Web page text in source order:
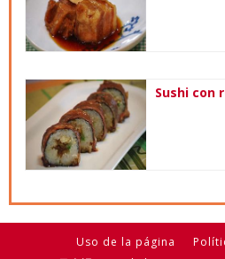
Sushi con
Uso de la página